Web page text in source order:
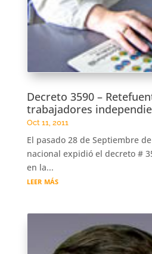
Decreto 3590 –
trabajadores
Oct 11, 2011
El pasado 28 de Septiembre
nacional expidió el decreto #
en la...
leer más